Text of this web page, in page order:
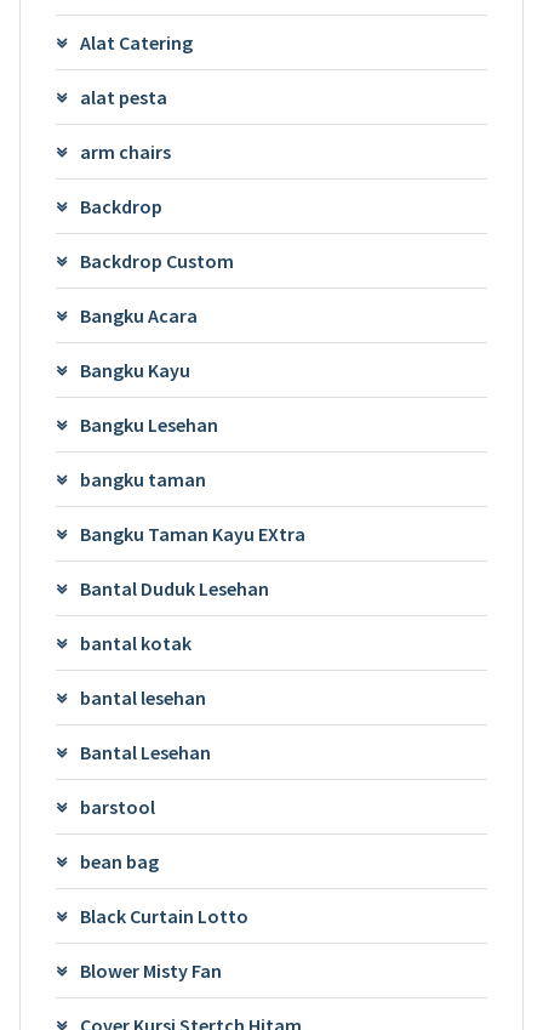
Alat Catering
alat pesta
arm chairs
Backdrop
Backdrop Custom
Bangku Acara
Bangku Kayu
Bangku Lesehan
bangku taman
Bangku Taman Kayu EXtra
Bantal Duduk Lesehan
bantal kotak
bantal lesehan
Bantal Lesehan
barstool
bean bag
Black Curtain Lotto
Blower Misty Fan